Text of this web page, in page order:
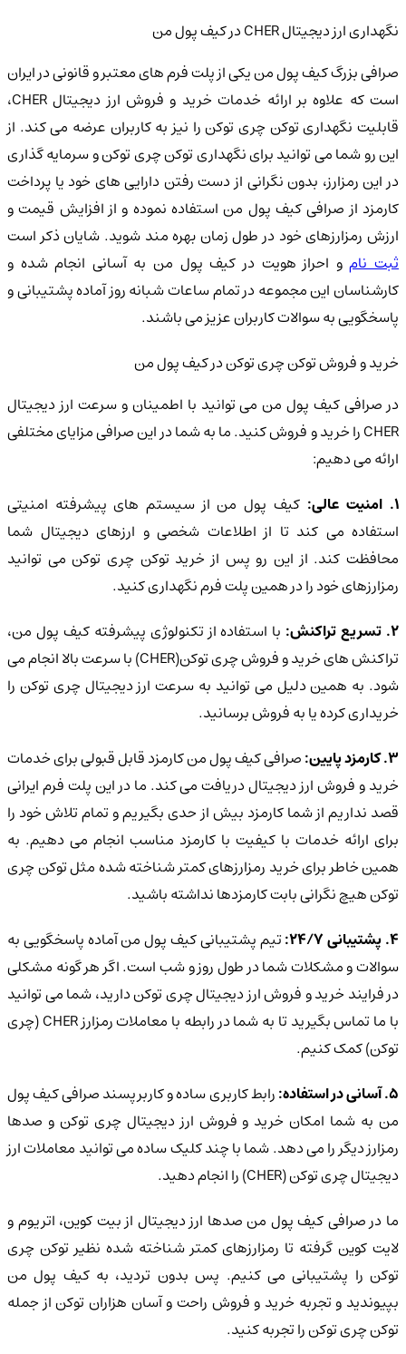
نگهداری ارز دیجیتال CHER در کیف پول من
صرافی بزرگ کیف پول من یکی از پلت فرم های معتبر و قانونی در ایران
است که علاوه بر ارائه خدمات خرید و فروش ارز دیجیتال CHER،
قابلیت نگهداری توکن چری توکن را نیز به کاربران عرضه می کند. از
این رو شما می توانید برای نگهداری توکن چری توکن و سرمایه گذاری
در این رمزارز، بدون نگرانی از دست رفتن دارایی های خود یا پرداخت
کارمزد از صرافی کیف پول من استفاده نموده و از افزایش قیمت و
ارزش رمزارزهای خود در طول زمان بهره مند شوید. شایان ذکر است
ثبت نامو احراز هویت در کیف پول من به آسانی انجام شده و
کارشناسان این مجموعه در تمام ساعات شبانه روز آماده پشتیبانی و
پاسخگویی به سوالات کاربران عزیز می باشند.
خرید و فروش توکن چری توکن در کیف پول من
در صرافی کیف پول من می توانید با اطمینان و سرعت ارز دیجیتال
CHER را خرید و فروش کنید. ما به شما در این صرافی مزایای مختلفی
ارائه می دهیم:
کیف پول من از سیستم های پیشرفته امنیتی
استفاده می کند تا از اطلاعات شخصی و ارزهای دیجیتال شما
محافظت کند. از این رو پس از خرید توکن چری توکن می توانید
رمزارزهای خود را در همین پلت فرم نگهداری کنید.
2. تسریع تراکنش:
با استفاده از تکنولوژی پیشرفته کیف پول من،
تراکنش های خرید و فروش چری توکن(CHER) با سرعت بالا انجام می
شود. به همین دلیل می توانید به سرعت ارز دیجیتال چری توکن را
خریداری کرده یا به فروش برسانید.
3. کارمزد پایین:
صرافی کیف پول من کارمزد قابل قبولی برای خدمات
خرید و فروش ارز دیجیتال دریافت می کند. ما در این پلت فرم ایرانی
قصد نداریم از شما کارمزد بیش از حدی بگیریم و تمام تلاش خود را
برای ارائه خدمات با کیفیت با کارمزد مناسب انجام می دهیم. به
همین خاطر برای خرید رمزارزهای کمتر شناخته شده مثل توکن چری
توکن هیچ نگرانی بابت کارمزدها نداشته باشید.
4. پشتیبانی 24/7:
تیم پشتیبانی کیف پول من آماده پاسخگویی به
سوالات و مشکلات شما در طول روز و شب است. اگر هر گونه مشکلی
در فرایند خرید و فروش ارز دیجیتال چری توکن دارید، شما می توانید
با ما تماس بگیرید تا به شما در رابطه با معاملات رمزارز CHER (چری
توکن) کمک کنیم.
5. آسانی در استفاده:
رابط کاربری ساده و کاربرپسند صرافی کیف پول
من به شما امکان خرید و فروش ارز دیجیتال چری توکن و صدها
رمزارز دیگر را می دهد. شما با چند کلیک ساده می توانید معاملات ارز
دیجیتال چری توکن (CHER) را انجام دهید.
ما در صرافی کیف پول من صدها ارز دیجیتال از بیت کوین، اتریوم و
لایت کوین گرفته تا رمزارزهای کمتر شناخته شده نظیر توکن چری
توکن را پشتیبانی می کنیم. پس بدون تردید، به کیف پول من
بپیوندید و تجربه خرید و فروش راحت و آسان هزاران توکن از جمله
توکن چری توکن را تجربه کنید.